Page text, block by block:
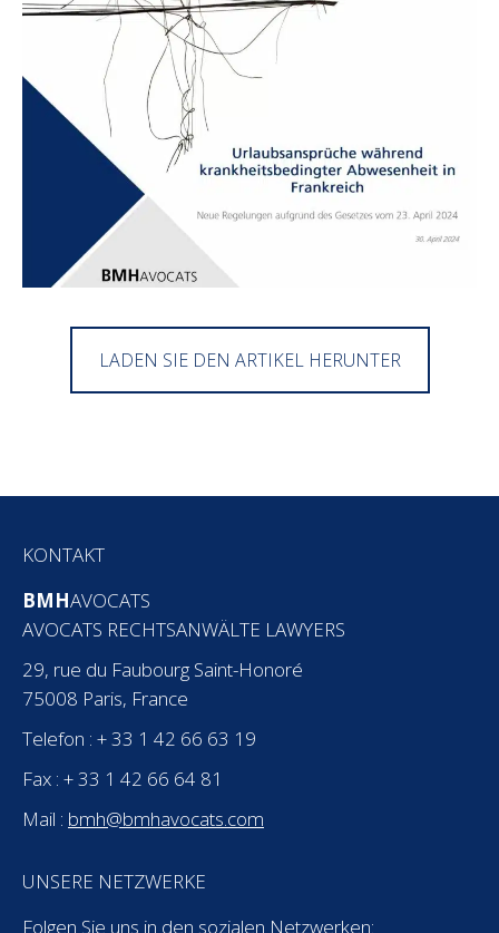
LADEN SIE DEN ARTIKEL HERUNTER
KONTAKT
BMHAVOCATS
AVOCATS RECHTSANWÄLTE LAWYERS
29, rue du Faubourg Saint-Honoré
75008 Paris, France
Telefon : + 33 1 42 66 63 19
Fax : + 33 1 42 66 64 81
Mail : bmh@bmhavocats.com
UNSERE NETZWERKE
Folgen Sie uns in den sozialen Netzwerken: